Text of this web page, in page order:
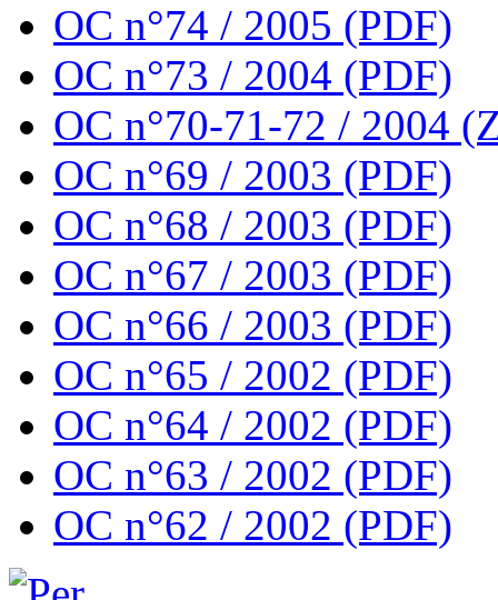
OC n°74 / 2005 (PDF)
OC n°73 / 2004 (PDF)
OC n°70-71-72 / 2004
OC n°69 / 2003 (PDF)
OC n°68 / 2003 (PDF)
OC n°67 / 2003 (PDF)
OC n°66 / 2003 (PDF)
OC n°65 / 2002 (PDF)
OC n°64 / 2002 (PDF)
OC n°63 / 2002 (PDF)
OC n°62 / 2002 (PDF)